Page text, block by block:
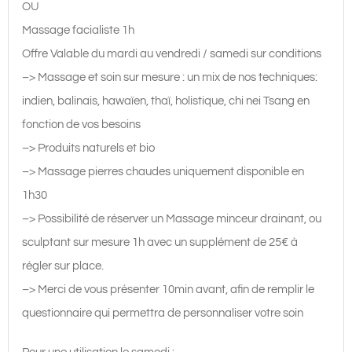
OU
Massage facialiste 1h
Offre Valable du mardi au vendredi / samedi sur conditions
–> Massage et soin sur mesure : un mix de nos techniques:
indien, balinais, hawaïen, thaï, holistique, chi nei Tsang en
fonction de vos besoins
–> Produits naturels et bio
–> Massage pierres chaudes uniquement disponible en
1h30
–> Possibilité de réserver un Massage minceur drainant, ou
sculptant sur mesure 1h avec un supplément de 25€ à
régler sur place.
–> Merci de vous présenter 10min avant, afin de remplir le
questionnaire qui permettra de personnaliser votre soin